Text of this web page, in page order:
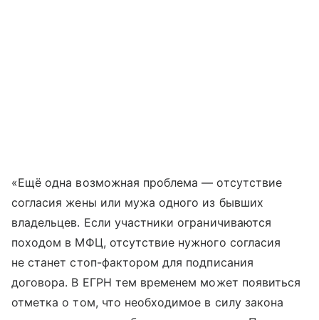
«Ещё одна возможная проблема — отсутствие
согласия жены или мужа одного из бывших
владельцев. Если участники ограничиваются
походом в МФЦ, отсутствие нужного согласия
не станет стоп-фактором для подписания
договора. В ЕГРН тем временем может появиться
отметка о том, что необходимое в силу закона